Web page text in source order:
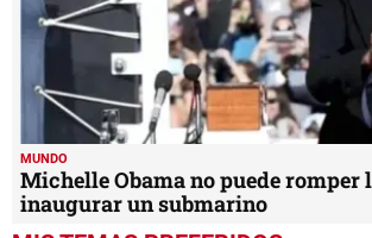
MUNDO
Michelle Obama no puede romper
inaugurar un submarino